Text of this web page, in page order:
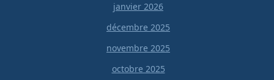
janvier 2026
décembre 2025
novembre 2025
octobre 2025